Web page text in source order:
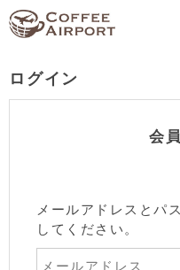
ログイン
会
メールアドレスとパ
してください。